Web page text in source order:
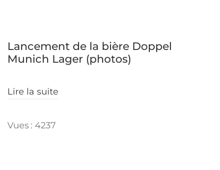
Lancement de la bière Doppel
Munich Lager (photos)
Lire la suite
Vues : 4237